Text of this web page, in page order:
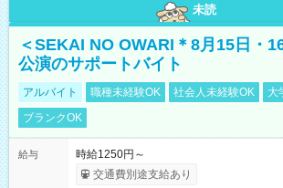
未読
＜SEKAI NO OWARI＊8月15日・
公演のサポートバイト
アルバイト 職種未経験OK 社会人未経験OK
大
ブランクOK
給与
時給1250円～
交通費別途支給あり